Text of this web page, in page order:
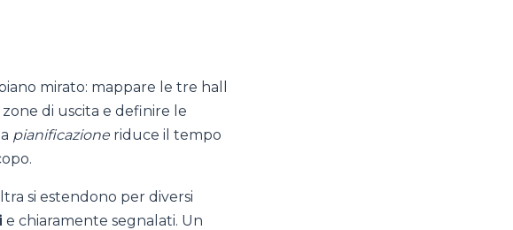
mirato: mappare le tre hall
di uscita e definire le
pianificazione riduce il tempo
si estendono per diversi
e chiaramente segnalati. Un